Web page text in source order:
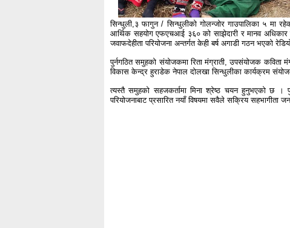
सिन्धुली,३ फागुन / सिन्धुलीको गोलन्जोर गाउपालिका ५ मा
आर्थिक सहयोग एफएचआई ३६० को साझेदारी र मानव अधिकार
जवाफदेहीता परियोजना अन्तर्गत केही बर्ष अगाडी गठन भएको
पुर्नगठित समुहको संयोजकमा रिता मंग्राती, उपसंयोजक कविता
विकास केन्द्र हुराडेक नेपाल दोलखा सिन्धुलीका कार्यक्रम
त्यस्तै समुहको सहजकर्तामा मिना श्रेष्ठ चयन हुनुभएको छ ।
परियोजनाबाट प्रसारित नयाँ विषयमा सवैले सक्रिय सहभागीता